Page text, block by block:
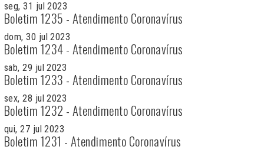
seg, 31 jul 2023
Boletim 1235 - Atendimento Coronavírus
dom, 30 jul 2023
Boletim 1234 - Atendimento Coronavírus
sab, 29 jul 2023
Boletim 1233 - Atendimento Coronavírus
sex, 28 jul 2023
Boletim 1232 - Atendimento Coronavírus
qui, 27 jul 2023
Boletim 1231 - Atendimento Coronavírus